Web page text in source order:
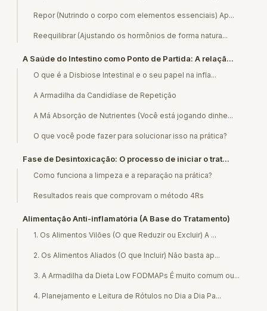
Repor (Nutrindo o corpo com elementos essenciais) Ap...
Reequilibrar (Ajustando os hormônios de forma natura...
A Saúde do Intestino como Ponto de Partida: A relaçã...
O que é a Disbiose Intestinal e o seu papel na infla...
A Armadilha da Candidíase de Repetição
A Má Absorção de Nutrientes (Você está jogando dinhe...
O que você pode fazer para solucionar isso na prática?
Fase de Desintoxicação: O processo de iniciar o trat...
Como funciona a limpeza e a reparação na prática?
Resultados reais que comprovam o método 4Rs
Alimentação Anti-inflamatória (A Base do Tratamento)
1. Os Alimentos Vilões (O que Reduzir ou Excluir) A ...
2. Os Alimentos Aliados (O que Incluir) Não basta ap...
3. A Armadilha da Dieta Low FODMAPs É muito comum ou...
4. Planejamento e Leitura de Rótulos no Dia a Dia Pa...